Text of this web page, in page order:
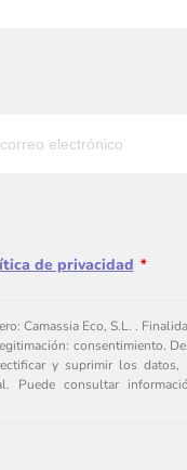
de privacidad *
Camassia Eco, S.L. .
consentimiento.
y suprimir los
Puede consultar